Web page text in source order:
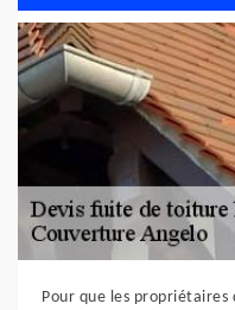
Pour que les propriétaires